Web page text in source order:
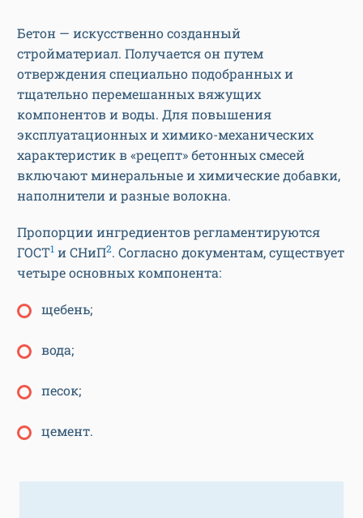
Бетон — искусственно созданный
стройматериал. Получается он путем
отверждения специально подобранных и
тщательно перемешанных вяжущих
компонентов и воды. Для повышения
эксплуатационных и химико-механических
характеристик в «рецепт» бетонных смесей
включают минеральные и химические добавки,
наполнители и разные волокна.
Пропорции ингредиентов регламентируются
ГОСТ1 и СНиП2. Согласно документам, существует
четыре основных компонента:
щебень;
вода;
песок;
цемент.